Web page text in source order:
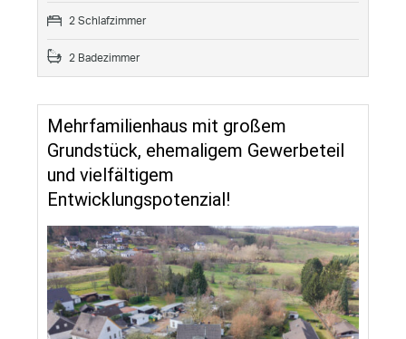
2 Schlafzimmer
2 Badezimmer
Mehrfamilienhaus mit großem
Grundstück, ehemaligem Gewerbeteil
und vielfältigem
Entwicklungspotenzial!